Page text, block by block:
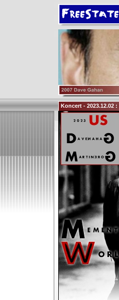
Koncert - 2023.12.02 :